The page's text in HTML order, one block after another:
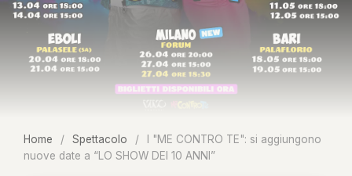
Home / Spettacolo /
I "ME CONTRO TE": si aggiungono
nuove date a “LO SHOW DEI 10 ANNI”